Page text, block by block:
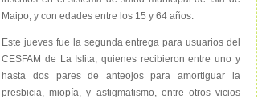
Maipo, y con edades entre los 15 y 64 años.
Este jueves fue la segunda entrega para usuarios del
CESFAM de La Islita, quienes recibieron entre uno y
hasta dos pares de anteojos para amortiguar la
presbicia, miopía, y astigmatismo, entre otros vicios